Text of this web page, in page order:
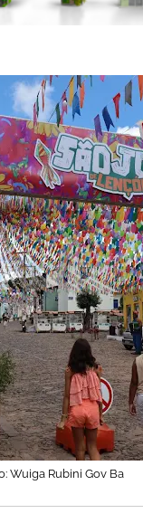
Wuiga Rubini Gov Ba